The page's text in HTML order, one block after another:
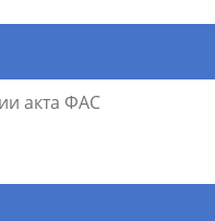
акта ФАС